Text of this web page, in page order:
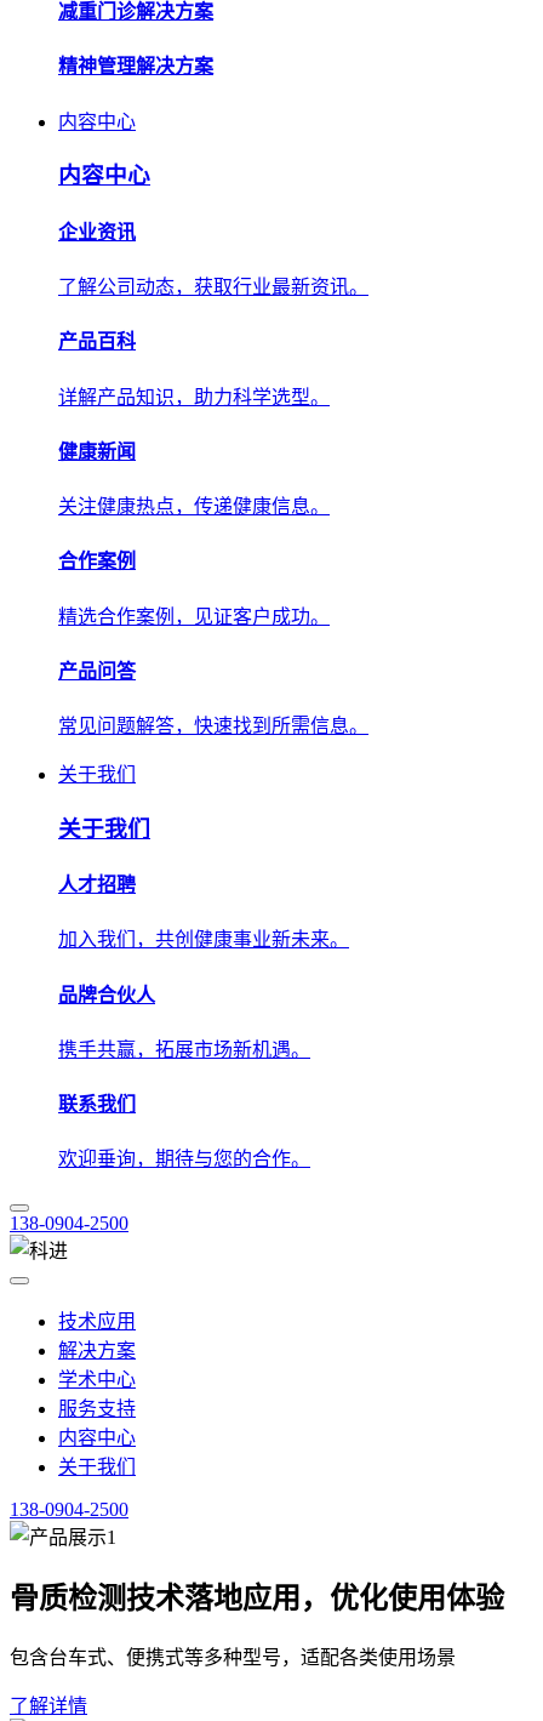
减重门诊解决方案
精神管理解决方案
内容中心
内容中心
企业资讯
了解公司动态，获取行业最新资讯。
产品百科
详解产品知识，助力科学选型。
健康新闻
关注健康热点，传递健康信息。
合作案例
精选合作案例，见证客户成功。
产品问答
常见问题解答，快速找到所需信息。
关于我们
关于我们
人才招聘
加入我们，共创健康事业新未来。
品牌合伙人
携手共赢，拓展市场新机遇。
联系我们
欢迎垂询，期待与您的合作。
138-0904-2500
技术应用
解决方案
学术中心
服务支持
内容中心
关于我们
138-0904-2500
骨质检测技术落地应用，优化使用体验
包含台车式、便携式等多种型号，适配各类使用场景
了解详情